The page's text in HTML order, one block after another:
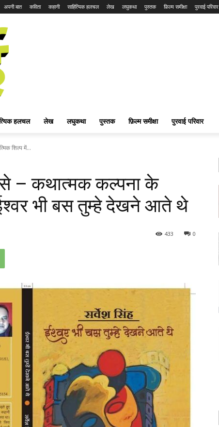
अपनी बात कविता कहानी साहित्यिक हलचल लेख लघुकथा पुस्तक फ़िल्म समीक्षा पुरवाई परिवार
हलचल लेख लघुकथा पुस्तक फ़िल्म समीक्षा पुरवाई परिवार
शिल्प में...
– कथात्मक कल्पना के
भी बस तुम्हे देखने आते थे
0
433